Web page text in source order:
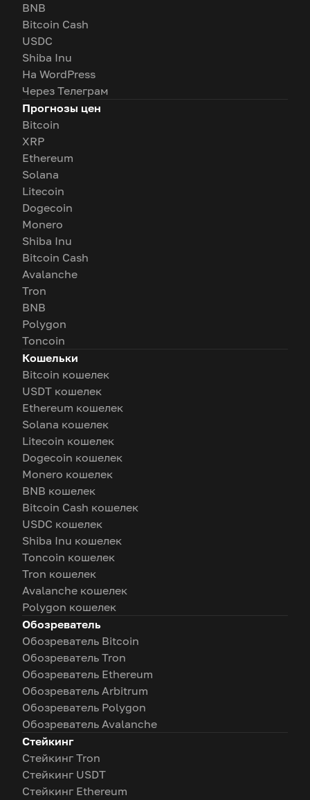
BNB
Bitcoin Cash
USDC
Shiba Inu
На WordPress
Через Телеграм
Прогнозы цен
Bitcoin
XRP
Ethereum
Solana
Litecoin
Dogecoin
Monero
Shiba Inu
Bitcoin Cash
Avalanche
Tron
BNB
Polygon
Toncoin
Кошельки
Bitcoin кошелек
USDT кошелек
Ethereum кошелек
Solana кошелек
Litecoin кошелек
Dogecoin кошелек
Monero кошелек
BNB кошелек
Bitcoin Cash кошелек
USDC кошелек
Shiba Inu кошелек
Toncoin кошелек
Tron кошелек
Avalanche кошелек
Polygon кошелек
Обозреватель
Обозреватель Bitcoin
Обозреватель Tron
Обозреватель Ethereum
Обозреватель Arbitrum
Обозреватель Polygon
Обозреватель Avalanche
Стейкинг
Стейкинг Tron
Стейкинг USDT
Стейкинг Ethereum